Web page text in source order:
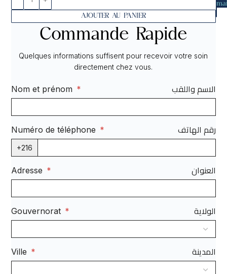
AJOUTER AU PANIER
Commande Rapide
Quelques informations suffisent pour recevoir votre soin
directement chez vous.
Nom et prénom * الاسم واللقب
Numéro de téléphone * رقم الهاتف
+216
Adresse * العنوان
Gouvernorat * الولاية
Ville * المدينة